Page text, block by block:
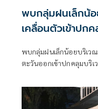
พบกลุ่มฝนเล็กน้
เคลื่อนตัวเข้าปก
พบกลุ่มฝนเล็กน้อยบริเว
ตะวันออกเข้าปกคลุมบริ